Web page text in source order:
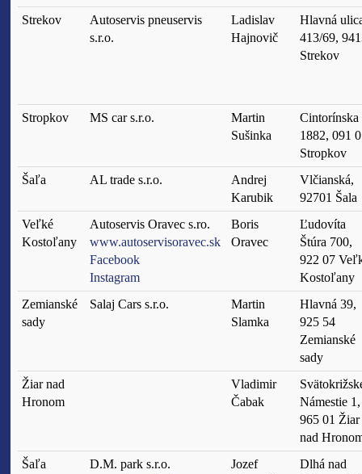
Strekov
Autoservis pneuservis
s.r.o.
Ladislav
Hajnovič
Hlavná
413/69,
Strekov
Stropkov MS car s.r.o.
Martin
Sušinka
Cintorínska
1882, 091
Stropkov
Šaľa
AL trade s.r.o.
Andrej
Karubik
Vlčianská,
92701 Šala
Veľké
Kostoľany
Autoservis Oravec s.ro.
www.autoservisoravec.sk
Facebook
Instagram
Boris
Oravec
Ľudovíta
Štúra 700,
922 07
Kostoľany
Zemianské
sady
Salaj Cars s.r.o.
Martin
Slamka
Hlavná 39,
925 54
Zemianské
sady
Žiar nad
Hronom
Vladimir
Čabak
Námestie 1,
965 01 Žiar
nad
Šaľa
D.M. park s.r.o.
Jozef
Dlhá nad